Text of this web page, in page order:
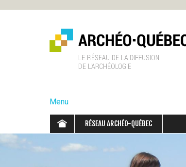
r
Menu
RÉSEAU ARCHÉO-QUÉBEC